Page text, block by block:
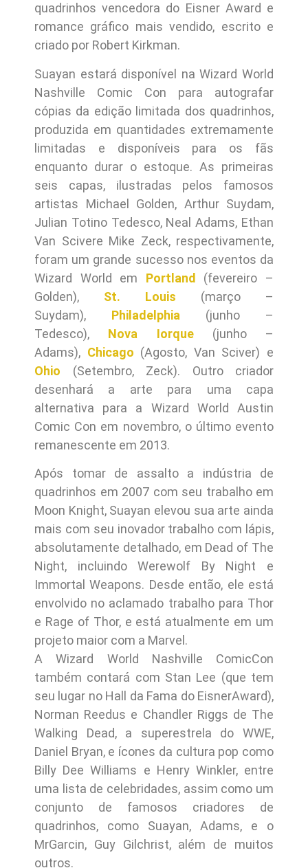
quadrinhos vencedora do Eisner Award e
romance gráfico mais vendido, escrito e
criado por Robert Kirkman.
Suayan estará disponível na Wizard World
Nashville Comic Con para autografar
cópias da edição limitada dos quadrinhos,
produzida em quantidades extremamente
limitadas e disponíveis para os fãs
enquanto durar o estoque. As primeiras
seis capas, ilustradas pelos famosos
artistas Michael Golden, Arthur Suydam,
Julian Totino Tedesco, Neal Adams, Ethan
Van Scivere Mike Zeck, respectivamente,
foram um grande sucesso nos eventos da
Wizard World em Portland (fevereiro –
Golden), St. Louis (março –
Suydam), Philadelphia (junho –
Tedesco), Nova Iorque(junho –
Adams), Chicago (Agosto, Van Sciver) e
Ohio (Setembro, Zeck). Outro criador
desenhará a arte para uma capa
alternativa para a Wizard World Austin
Comic Con em novembro, o último evento
remanescente em 2013.
Após tomar de assalto a indústria de
quadrinhos em 2007 com seu trabalho em
Moon Knight, Suayan elevou sua arte ainda
mais com seu inovador trabalho com lápis,
absolutamente detalhado, em Dead of The
Night, incluindo Werewolf By Night e
Immortal Weapons. Desde então, ele está
envolvido no aclamado trabalho para Thor
e Rage of Thor, e está atualmente em um
projeto maior com a Marvel.
A Wizard World Nashville ComicCon
também contará com Stan Lee (que tem
seu lugar no Hall da Fama do EisnerAward),
Norman Reedus e Chandler Riggs de The
Walking Dead, a superestrela do WWE,
Daniel Bryan, e ícones da cultura pop como
Billy Dee Williams e Henry Winkler, entre
uma lista de celebridades, assim como um
conjunto de famosos criadores de
quadrinhos, como Suayan, Adams, e o
MrGarcin, Guy Gilchrist, além de muitos
outros.